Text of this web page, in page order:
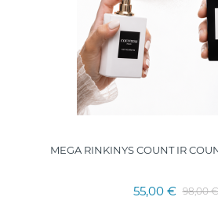
MEGA RINKINYS COUNT IR
55,00 € 98,00 €